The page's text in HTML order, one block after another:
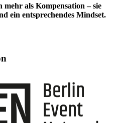
mehr als Kompensation – sie
ein entsprechendes Mindset.